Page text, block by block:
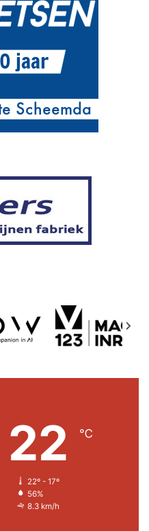
22 ℃
22º - 17º
56%
8.3 km/h